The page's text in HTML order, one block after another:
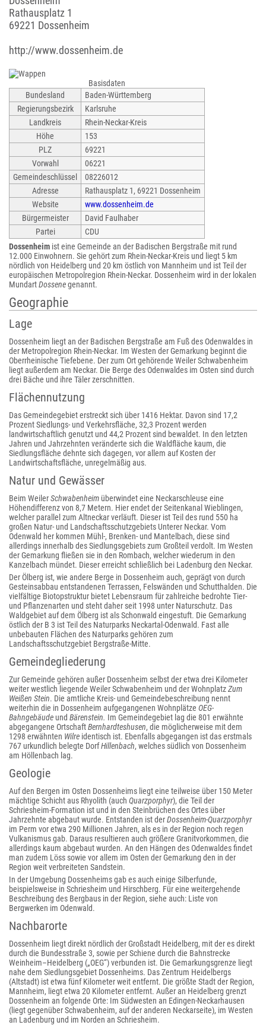
Rathausplatz 1
69221 Dossenheim
http://www.dossenheim.de
Basisdaten
Bundesland
Baden-Württemberg
Regierungsbezirk
Karlsruhe
Landkreis
Rhein-Neckar-Kreis
Höhe
153
PLZ
69221
Vorwahl
06221
Gemeindeschlüssel
08226012
Adresse
Rathausplatz 1, 69221 Dossenheim
Website
www.dossenheim.de
Bürgermeister
David Faulhaber
Partei
CDU
Dossenheim ist eine Gemeinde an der Badischen Bergstraße mit rund
12.000 Einwohnern. Sie gehört zum Rhein-Neckar-Kreis und liegt 5 km
nördlich von Heidelberg und 20 km östlich von Mannheim und ist Teil der
europäischen Metropolregion Rhein-Neckar. Dossenheim wird in der lokalen
MundartDossenegenannt.
Geographie
Lage
Dossenheim liegt an der Badischen Bergstraße am Fuß des Odenwaldes in
der Metropolregion Rhein-Neckar. Im Westen der Gemarkung beginnt die
Oberrheinische Tiefebene. Der zum Ort gehörende Weiler Schwabenheim
liegt außerdem am Neckar. Die Berge des Odenwaldes im Osten sind durch
drei Bäche und ihre Täler zerschnitten.
Flächennutzung
Das Gemeindegebiet erstreckt sich über 1416 Hektar. Davon sind 17,2
Prozent Siedlungs- und Verkehrsfläche, 32,3 Prozent werden
landwirtschaftlich genutzt und 44,2 Prozent sind bewaldet. In den letzten
Jahren und Jahrzehnten veränderte sich die Waldfläche kaum, die
Siedlungsfläche dehnte sich dagegen, vor allem auf Kosten der
Landwirtschaftsfläche, unregelmäßig aus.
Natur und Gewässer
Beim WeilerSchwabenheim überwindet eine Neckarschleuse eine
Höhendifferenz von 8,7 Metern. Hier endet der Seitenkanal Wieblingen,
welcher parallel zum Altneckar verläuft. Dieser ist Teil des rund 550 ha
großen Natur- und Landschaftsschutzgebiets Unterer Neckar. Vom
Odenwald her kommen Mühl-, Brenken- und Mantelbach, diese sind
allerdings innerhalb des Siedlungsgebiets zum Großteil verdolt. Im Westen
der Gemarkung fließen sie in den Rombach, welcher wiederum in den
Kanzelbach mündet. Dieser erreicht schließlich bei Ladenburg den Neckar.
Der Ölberg ist, wie andere Berge in Dossenheim auch, geprägt von durch
Gesteinsabbau entstandenen Terrassen, Felswänden und Schutthalden. Die
vielfältige Biotopstruktur bietet Lebensraum für zahlreiche bedrohte Tier-
und Pflanzenarten und steht daher seit 1998 unter Naturschutz. Das
Waldgebiet auf dem Ölberg ist als Schonwald eingestuft. Die Gemarkung
östlich der B 3 ist Teil des Naturparks Neckartal-Odenwald. Fast alle
unbebauten Flächen des Naturparks gehören zum
Landschaftsschutzgebiet Bergstraße-Mitte.
Gemeindegliederung
Zur Gemeinde gehören außer Dossenheim selbst der etwa drei Kilometer
weiter westlich liegende Weiler Schwabenheim und der WohnplatzZum
Weißen Stein. Die amtliche Kreis- und Gemeindebeschreibung nennt
weiterhin die in Dossenheim aufgegangenen Wohnplätze OEG-
Bahngebäude und Bärenstein. Im Gemeindegebiet lag die 801 erwähnte
abgegangene OrtschaftBernhardteshusen, die möglicherweise mit dem
1298 erwähnten Wilre identisch ist. Ebenfalls abgegangen ist das erstmals
767 urkundlich belegte DorfHillenbach, welches südlich von Dossenheim
am Höllenbach lag.
Geologie
Auf den Bergen im Osten Dossenheims liegt eine teilweise über 150 Meter
mächtige Schicht aus Rhyolith (auch Quarzporphyr), die Teil der
Schriesheim-Formation ist und in den Steinbrüchen des Ortes über
Jahrzehnte abgebaut wurde. Entstanden ist derDossenheim-Quarzporphyr
im Perm vor etwa 290 Millionen Jahren, als es in der Region noch regen
Vulkanismus gab. Daraus resultieren auch größere Granitvorkommen, die
allerdings kaum abgebaut wurden. An den Hängen des Odenwaldes findet
man zudem Löss sowie vor allem im Osten der Gemarkung den in der
Region weit verbreiteten Sandstein.
In der Umgebung Dossenheims gab es auch einige Silberfunde,
beispielsweise in Schriesheim und Hirschberg. Für eine weitergehende
Beschreibung des Bergbaus in der Region, siehe auch: Liste von
Bergwerken im Odenwald.
Nachbarorte
Dossenheim liegt direkt nördlich der Großstadt Heidelberg, mit der es direkt
durch die Bundesstraße 3, sowie per Schiene durch die Bahnstrecke
Weinheim–Heidelberg („OEG“) verbunden ist. Die Gemarkungsgrenze liegt
nahe dem Siedlungsgebiet Dossenheims. Das Zentrum Heidelbergs
(Altstadt) ist etwa fünf Kilometer weit entfernt. Die größte Stadt der Region,
Mannheim, liegt etwa 20 Kilometer entfernt. Außer an Heidelberg grenzt
Dossenheim an folgende Orte: Im Südwesten an Edingen-Neckarhausen
(liegt gegenüber Schwabenheim, auf der anderen Neckarseite), im Westen
an Ladenburg und im Norden an Schriesheim.